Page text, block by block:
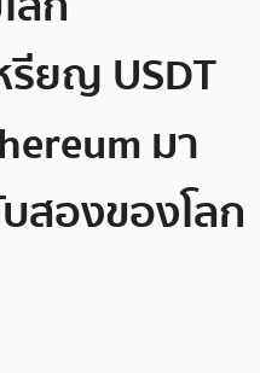
รียญ USDT
มา
สองของโลก